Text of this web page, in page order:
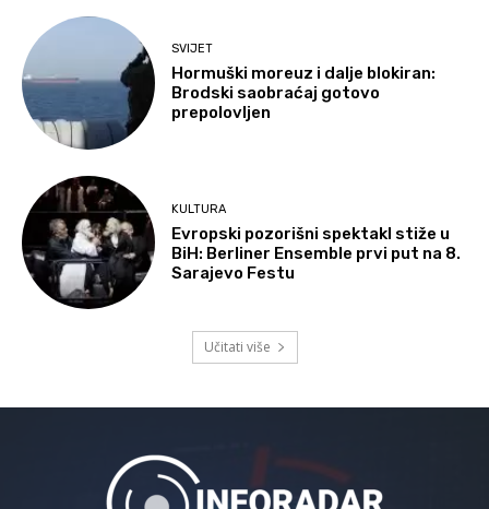
SVIJET
Hormuški moreuz i dalje blokiran:
Brodski saobraćaj gotovo
prepolovljen
KULTURA
Evropski pozorišni spektakl stiže u
BiH: Berliner Ensemble prvi put na 8.
Sarajevo Festu
Učitati više